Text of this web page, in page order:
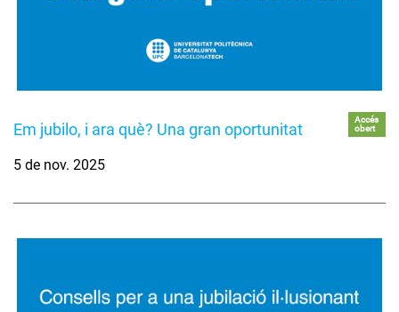
Em jubilo, i ara què? Una gran oportunitat
Accés
obert
5 de nov. 2025